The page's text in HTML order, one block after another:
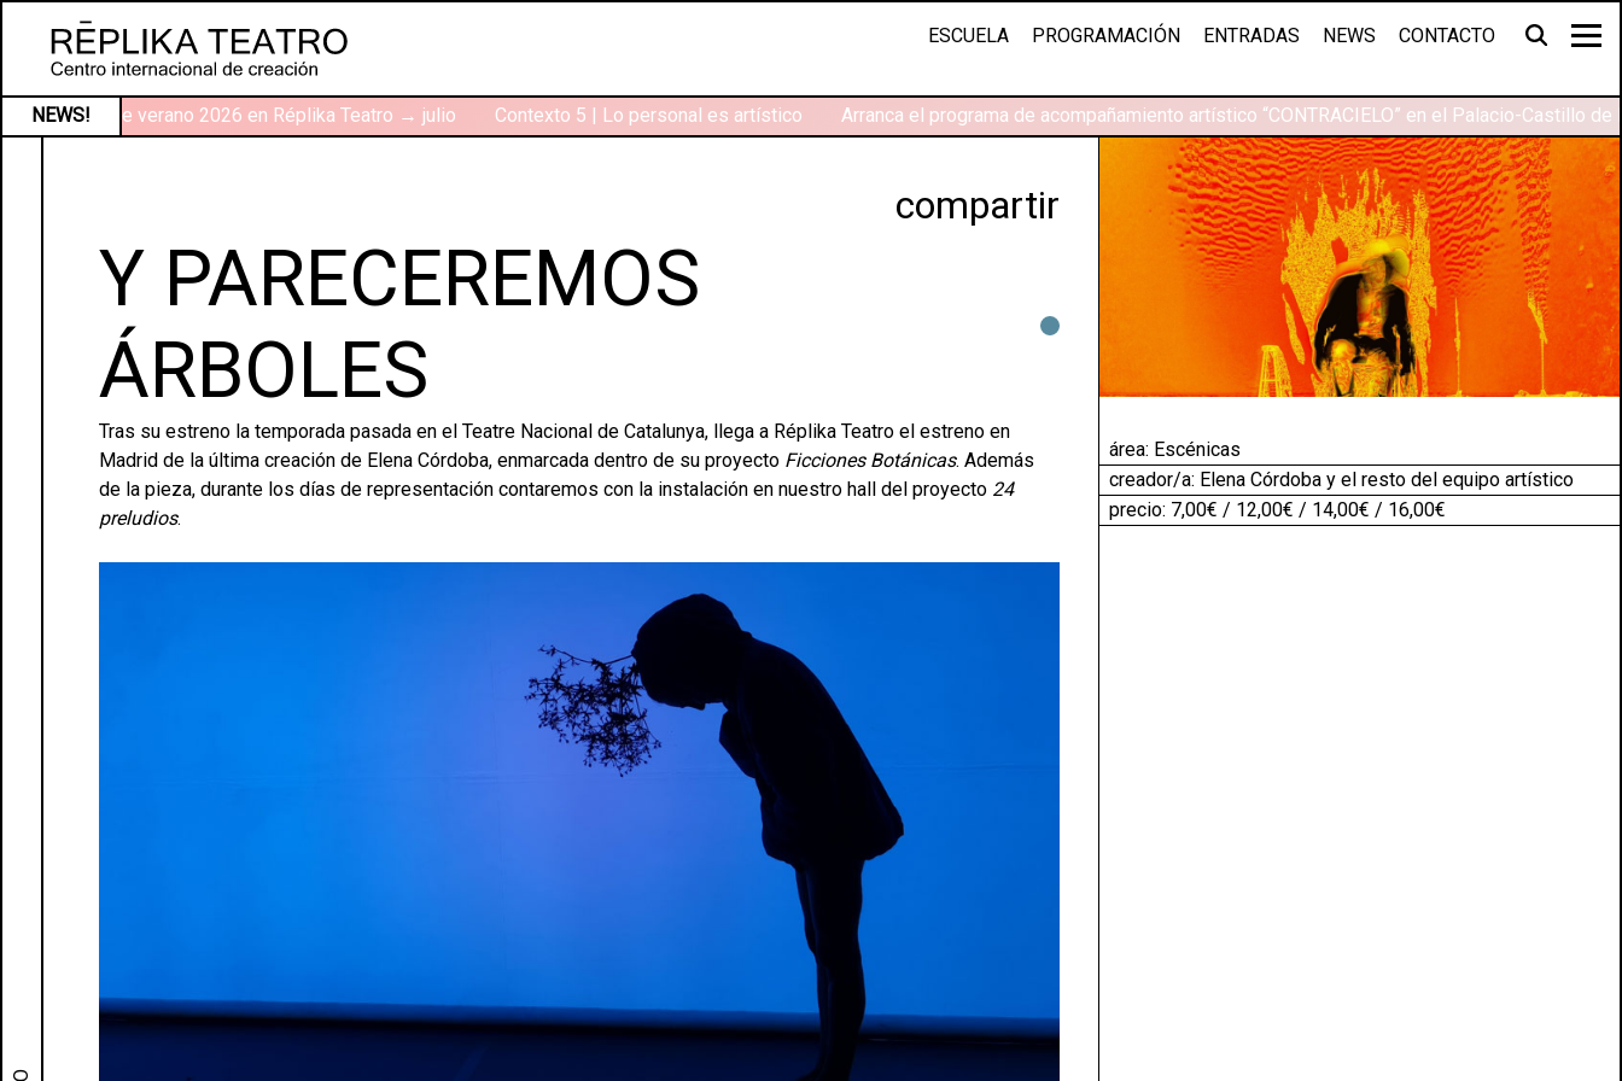
ESCUELA PROGRAMACIÓN ENTRADAS NEWS CONTACTO
NEWS!
Talleres de verano 2026 en Réplika Teatro → julio Contexto 5 | Lo personal es artístico Arranca el programa de acompañamiento artístico “CONTRACIELO” en el Palacio-Castillo de
compartir
Y PARECEREMOS
ÁRBOLES
Tras su estreno la temporada pasada en el Teatre Nacional de Catalunya, llega a Réplika Teatro el estreno en
Madrid de la última creación de Elena Córdoba, enmarcada dentro de su proyecto Ficciones Botánicas. Además
de la pieza, durante los días de representación contaremos con la instalación en nuestro hall del proyecto 24
preludios.
área: Escénicas
creador/a: Elena Córdoba y el resto del equipo artístico
precio: 7,00€ / 12,00€ / 14,00€ / 16,00€